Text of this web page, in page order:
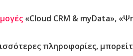
«Cloud CRM & myData»,
πληροφορίες,